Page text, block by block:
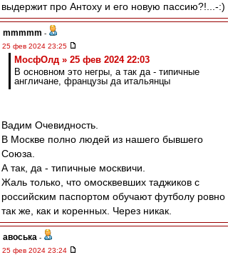
выдержит про Антоху и его новую пассию?!...-:)
mmmmm -
25 фев 2024 23:25
МосфОлд » 25 фев 2024 22:03
В основном это негры, а так да - типичные
англичане, французы да итальянцы
Вадим Очевидность.
В Москве полно людей из нашего бывшего
Союза.
А так, да - типичные москвичи.
Жаль только, что омосквевших таджиков с
российским паспортом обучают футболу ровно
так же, как и коренных. Через никак.
авоська -
25 фев 2024 23:24